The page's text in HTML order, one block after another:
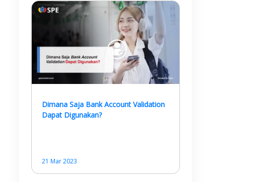
Dimana Saja Bank Account Validation
Dapat Digunakan?
21 Mar 2023